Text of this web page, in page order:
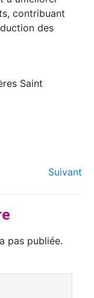
contribuant
des
Saint
Suivant
pas publiée.